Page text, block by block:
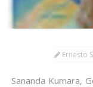
Ernesto
Sananda Kumara,